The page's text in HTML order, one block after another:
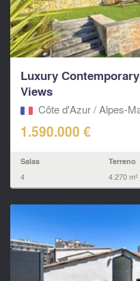
Luxury
Views
Côte d'Azur / Alpes-
1.590.000 €
Salas
4
Terreno
4.270 m²